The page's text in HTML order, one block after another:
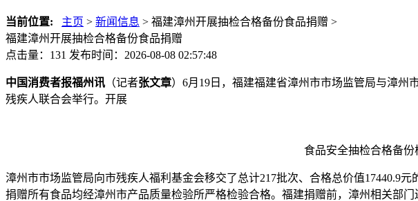
当前位置: 主页 > 新闻信息 > 福建漳州开展抽检合格备份食品捐赠 >
福建漳州开展抽检合格备份食品捐赠
点击量：131 发布时间：2026-08-08 02:57:48
中国消费者报福州讯 （记者张文章）6月19日，福建福建省漳州市市场监管局与漳州
残疾人联合会举行。开展
食品安全抽检合格备
漳州市市场监管局向市残疾人福利基金会移交了总计217批次、合格总价值17440.9
捐赠所有食品均经漳州市产品质量检验所严格检验合格。福建捐赠前，漳州相关部门